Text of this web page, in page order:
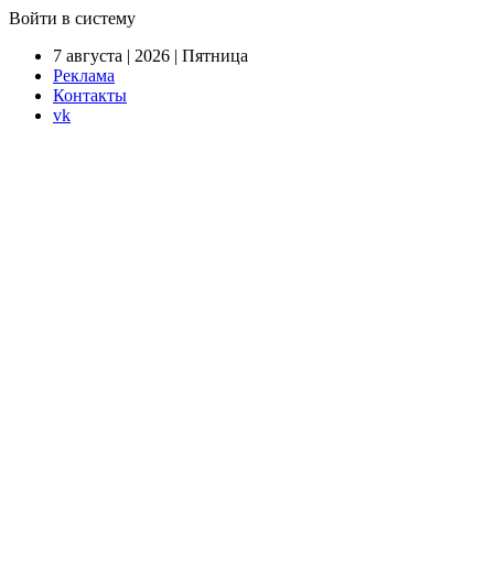
Войти в систему
7 августа | 2026 | Пятница
Реклама
Контакты
vk